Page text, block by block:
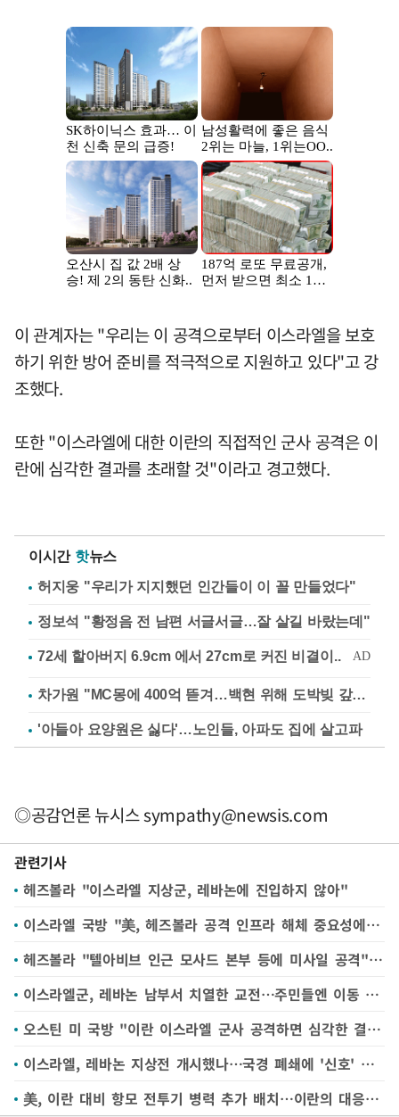
이 관계자는 "우리는 이 공격으로부터 이스라엘을 보호
하기 위한 방어 준비를 적극적으로 지원하고 있다"고 강
조했다.
또한 "이스라엘에 대한 이란의 직접적인 군사 공격은 이
란에 심각한 결과를 초래할 것"이라고 경고했다.
이시간 핫뉴스
허지웅 "우리가 지지했던 인간들이 이 꼴 만들었다"
정보석 "황정음 전 남편 서글서글…잘 살길 바랐는데"
차가원 "MC몽에 400억 뜯겨…백현 위해 도박빚 갚아줘"
'아들아 요양원은 싫다'…노인들, 아파도 집에 살고파
◎공감언론 뉴시스sympathy@newsis.com
관련기사
헤즈볼라 "이스라엘 지상군, 레바논에 진입하지 않아"
이스라엘 국방 "美, 헤즈볼라 공격 인프라 해체 중요성에 동의"
헤즈볼라 "텔아비브 인근 모사드 본부 등에 미사일 공격"(종합)
이스라엘군, 레바논 남부서 치열한 교전…주민들엔 이동 금지령
오스틴 미 국방 "이란 이스라엘 군사 공격하면 심각한 결과"
이스라엘, 레바논 지상전 개시했나…국경 폐쇄에 '신호' 포착
美, 이란 대비 항모 전투기 병력 추가 배치…이란의 대응 수위 주목(종합)